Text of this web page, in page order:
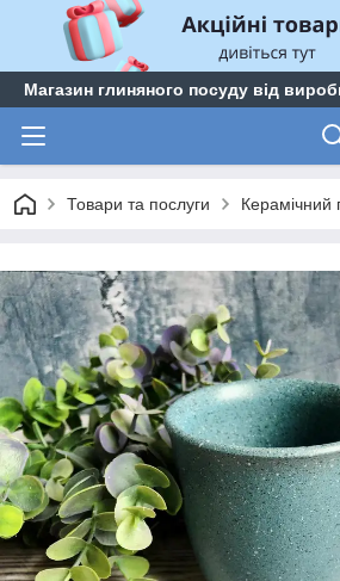
Магазин глиняного посуду від
Товари та послуги Керамічний